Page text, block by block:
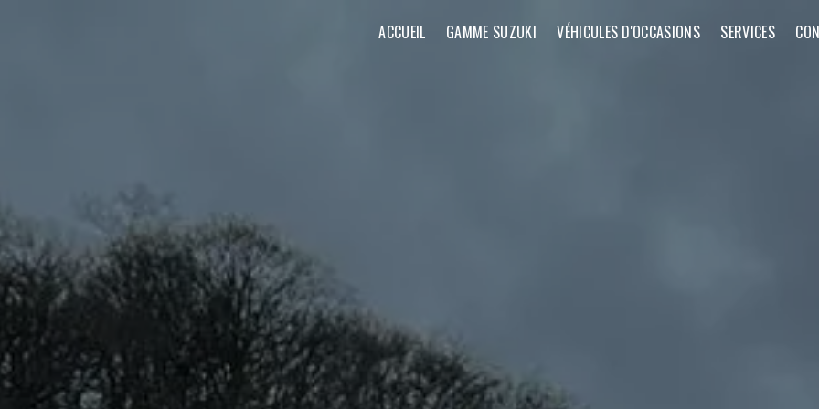
ACCUEIL GAMME SUZUKI VÉHICULES D'OCCASIONS SERVICES